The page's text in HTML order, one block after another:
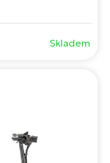
MT C ABS. Zvláště
Skladem